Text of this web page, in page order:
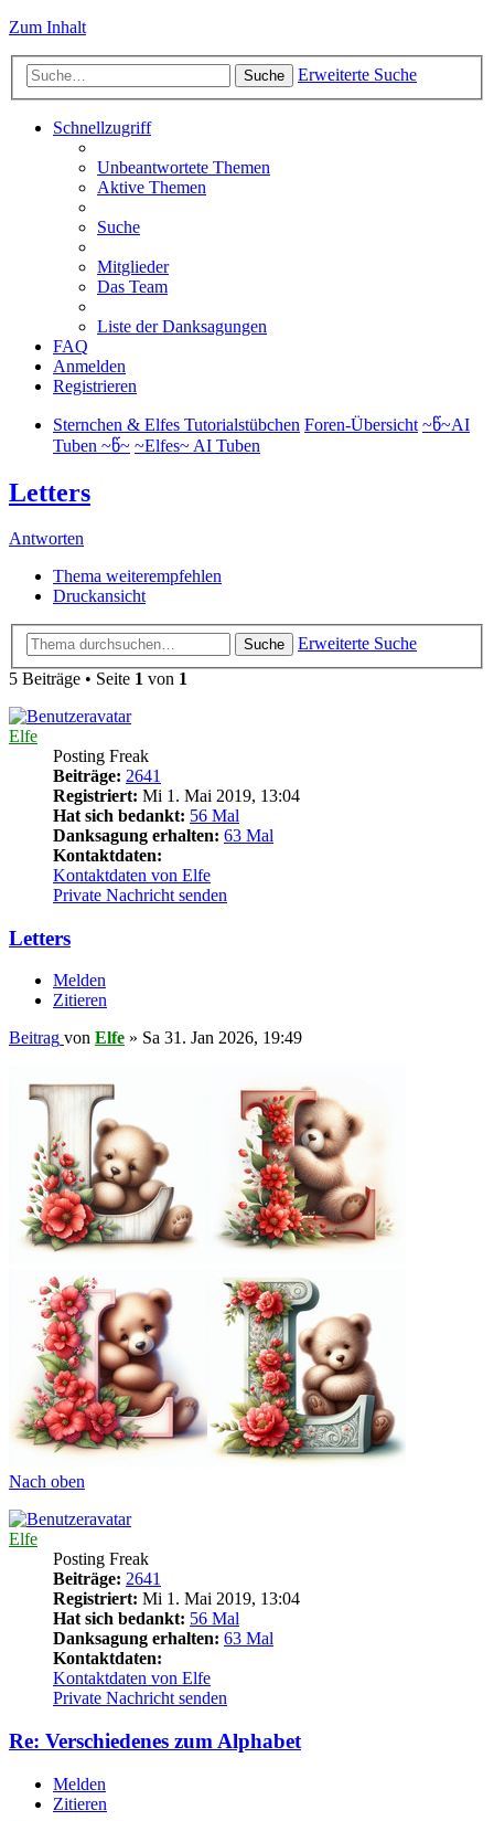
Zum Inhalt
Suche Erweiterte Suche
Schnellzugriff
Unbeantwortete Themen
Aktive Themen
Suche
Mitglieder
Das Team
Liste der Danksagungen
FAQ
Anmelden
Registrieren
Sternchen & Elfes Tutorialstübchen Foren-Übersicht ~წ~AI
Tuben ~წ~ ~Elfes~ AI Tuben
Letters
Antworten
Thema weiterempfehlen
Druckansicht
Suche
Erweiterte Suche
5 Beiträge • Seite 1 von 1
Elfe
Posting Freak
Beiträge: 2641
Registriert: Mi 1. Mai 2019, 13:04
Hat sich bedankt: 56 Mal
Danksagung erhalten: 63 Mal
Kontaktdaten:
Kontaktdaten von Elfe
Private Nachricht senden
Letters
Melden
Zitieren
Beitrag von Elfe » Sa 31. Jan 2026, 19:49
Nach oben
Elfe
Posting Freak
Beiträge: 2641
Registriert: Mi 1. Mai 2019, 13:04
Hat sich bedankt: 56 Mal
Danksagung erhalten: 63 Mal
Kontaktdaten:
Kontaktdaten von Elfe
Private Nachricht senden
Re: Verschiedenes zum Alphabet
Melden
Zitieren